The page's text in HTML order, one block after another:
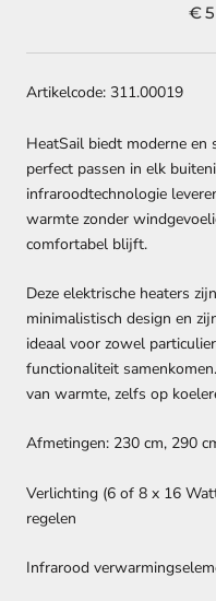
Artikelcode: 311.00019
HeatSail biedt moderne
perfect passen in elk
infraroodtechnologie
warmte zonder
comfortabel blijft.
Deze elektrische heaters
minimalistisch design en
ideaal voor zowel
functionaliteit
van warmte, zelfs op
Afmetingen: 230 cm, 290
Verlichting (6 of 8 x 16
regelen
Infrarood